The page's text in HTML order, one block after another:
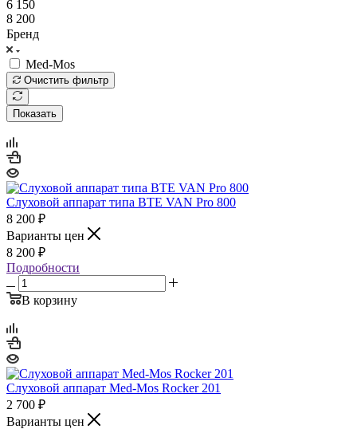
6 150
8 200
Бренд
Med-Mos
Очистить фильтр
Показать
Слуховой аппарат типа BTE VAN Pro 800
8 200 ₽
Варианты цен
8 200 ₽
Подробности
В корзину
Слуховой аппарат Med-Mos Rocker 201
2 700 ₽
Варианты цен